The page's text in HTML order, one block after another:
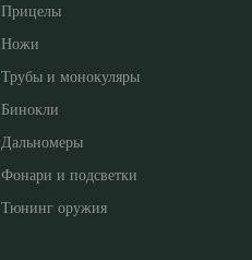
Прицелы
Ножи
Трубы и монокуляры
Бинокли
Дальномеры
Фонари и подсветки
Тюнинг оружия